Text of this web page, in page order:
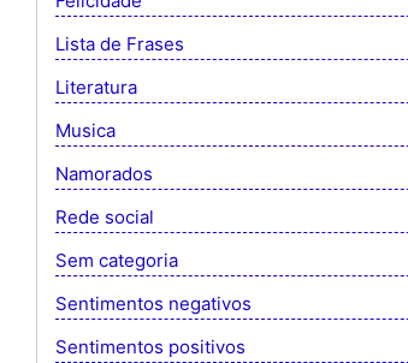
Lista de Frases
Literatura
Musica
Namorados
Rede social
Sem categoria
Sentimentos negativos
Sentimentos positivos